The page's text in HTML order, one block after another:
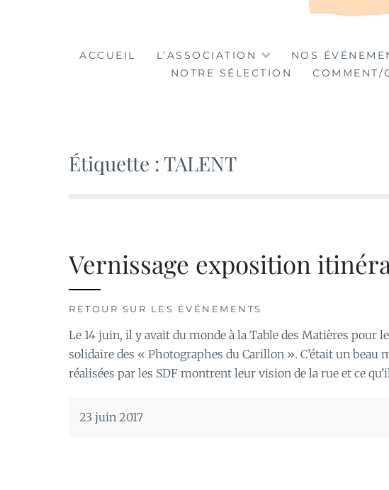
LA TABLE DES
ACCUEIL L’ASSOCIATION NOS
NOTRE SÉLECTION
COMMENT/
Étiquette : TALENT
Vernissage exposition
RETOUR SUR LES ÉVÉNEMENTS
Le 14 juin, il y avait du monde à la Table des Matières pour
solidaire des « Photographes du Carillon ». C’était un beau
réalisées par les SDF montrent leur vision de la rue et ce
23 juin 2017